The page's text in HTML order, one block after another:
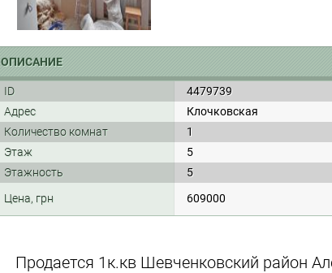
ОПИСАНИЕ
ID 4479739
Адрес
Клочковская
Количество комнат
1
Этаж
5
Этажность
5
Цена, грн
609000
Продается 1к.кв Шевченковский район